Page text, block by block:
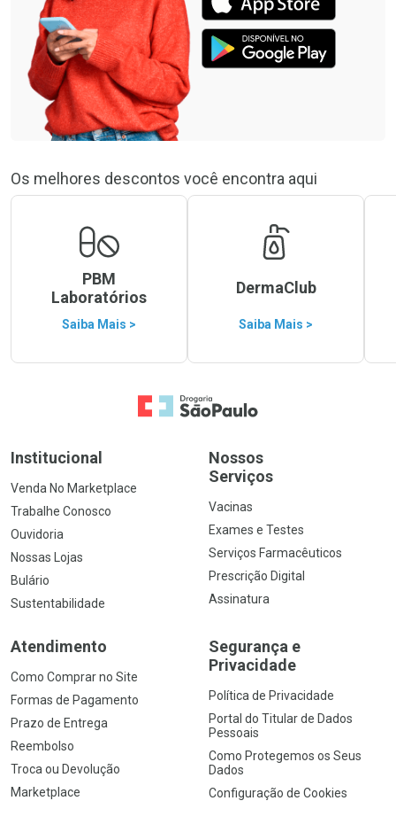
Os melhores descontos você encontra aqui
PBM
Laboratórios
Saiba Mais >
DermaClub
Saiba Mais >
Ir para a Home
Institucional
Venda No Marketplace
Trabalhe Conosco
Ouvidoria
Nossas Lojas
Bulário
Sustentabilidade
Nossos
Serviços
Vacinas
Exames e Testes
Serviços Farmacêuticos
Prescrição Digital
Assinatura
Atendimento
Como Comprar no Site
Formas de Pagamento
Prazo de Entrega
Reembolso
Troca ou Devolução
Marketplace
Segurança e
Privacidade
Política de Privacidade
Portal do Titular de Dados
Pessoais
Como Protegemos os Seus
Dados
Configuração de Cookies